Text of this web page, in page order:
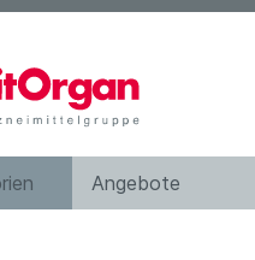
Angebote